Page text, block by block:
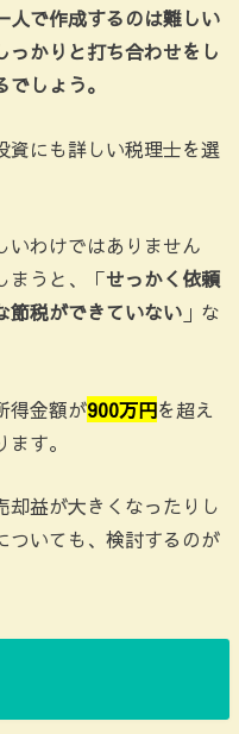
人で作成するのは難しい
っかりと打ち合わせをし
しょう。
資にも詳しい税理士を選
いわけではありません
まうと、「せっかく依頼
節税ができていない 」な
得金額が900万円を超え
す。
却益が大きくなったりし
ついても、検討するのが